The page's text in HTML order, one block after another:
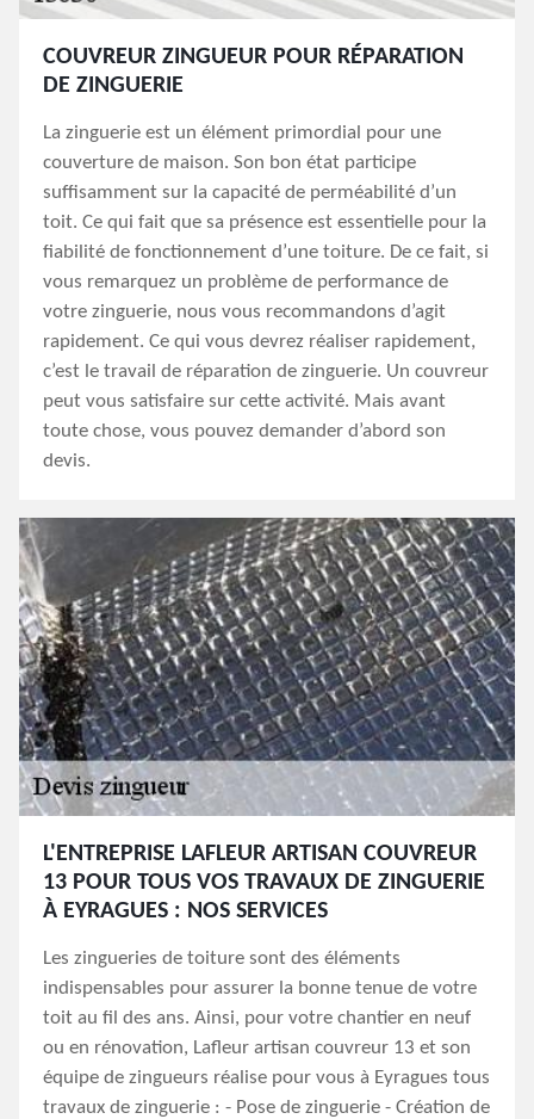
COUVREUR ZINGUEUR POUR RÉPARATION
DE ZINGUERIE
La zinguerie est un élément primordial pour une
couverture de maison. Son bon état participe
suffisamment sur la capacité de perméabilité d’un
toit. Ce qui fait que sa présence est essentielle pour la
fiabilité de fonctionnement d’une toiture. De ce fait, si
vous remarquez un problème de performance de
votre zinguerie, nous vous recommandons d’agit
rapidement. Ce qui vous devrez réaliser rapidement,
c’est le travail de réparation de zinguerie. Un couvreur
peut vous satisfaire sur cette activité. Mais avant
toute chose, vous pouvez demander d’abord son
devis.
L'ENTREPRISE LAFLEUR ARTISAN COUVREUR
13 POUR TOUS VOS TRAVAUX DE ZINGUERIE
À EYRAGUES : NOS SERVICES
Les zingueries de toiture sont des éléments
indispensables pour assurer la bonne tenue de votre
toit au fil des ans. Ainsi, pour votre chantier en neuf
ou en rénovation, Lafleur artisan couvreur 13 et son
équipe de zingueurs réalise pour vous à Eyragues tous
travaux de zinguerie : - Pose de zinguerie - Création de